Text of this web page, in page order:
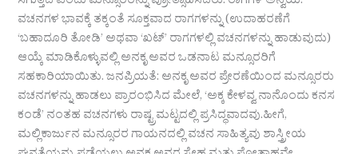
ವಚನಗಳ ಭಾವಕ್ಕೆ ತಕ್ಕಂತೆ ಸೂಕ್ತವಾದ ರಾಗಗಳನ್ನು (ಉದಾಹರಣೆಗೆ
‘ಬಹಾದೂರಿ ತೋಡಿ’ ಅಥವಾ ‘ಖಟ್’ ರಾಗಗಳಲ್ಲಿ ವಚನಗಳನ್ನು ಹಾಡುವುದು)
ಆಯ್ಕೆ ಮಾಡಿಕೊಳ್ಳುವಲ್ಲಿ ಅನಕೃ ಅವರ ಒಡನಾಟ ಮನ್ಸೂರರಿಗೆ
ಸಹಕಾರಿಯಾಯಿತು. ಜನಪ್ರಿಯತೆ: ಅನಕೃ ಅವರ ಪ್ರೇರಣೆಯಿಂದ ಮನ್ಸೂರರು
ವಚನಗಳನ್ನು ಹಾಡಲು ಪ್ರಾರಂಭಿಸಿದ ಮೇಲೆ, ‘ಅಕ್ಕ ಕೇಳವ್ವ ನಾನೊಂದು ಕನಸ
ಕಂಡೆ’ ನಂತಹ ವಚನಗಳು ರಾಷ್ಟ್ರಮಟ್ಟದಲ್ಲಿ ಪ್ರಸಿದ್ಧವಾದವು.ಹೀಗೆ,
ಮಲ್ಲಿಕಾರ್ಜುನ ಮನ್ಸೂರರ ಗಾಯನದಲ್ಲಿ ವಚನ ಸಾಹಿತ್ಯವು ಶಾಸ್ತ್ರೀಯ